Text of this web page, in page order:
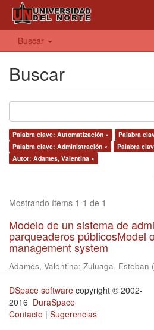
Buscar
Buscar
Palabra clave: Automatización ×
Palabra
Palabra clave: Administración ×
Palabra
Autor: Adames, Valentina ×
Mostrando ítems 1-1 de 1
Modelo de un sistema de
parqueaderos públicosModel
management system
Adames, Valentina; Zuluaga, Esteban (
DSpace software copyright © 2002-
2016 DuraSpace
Contacto | Sugerencias